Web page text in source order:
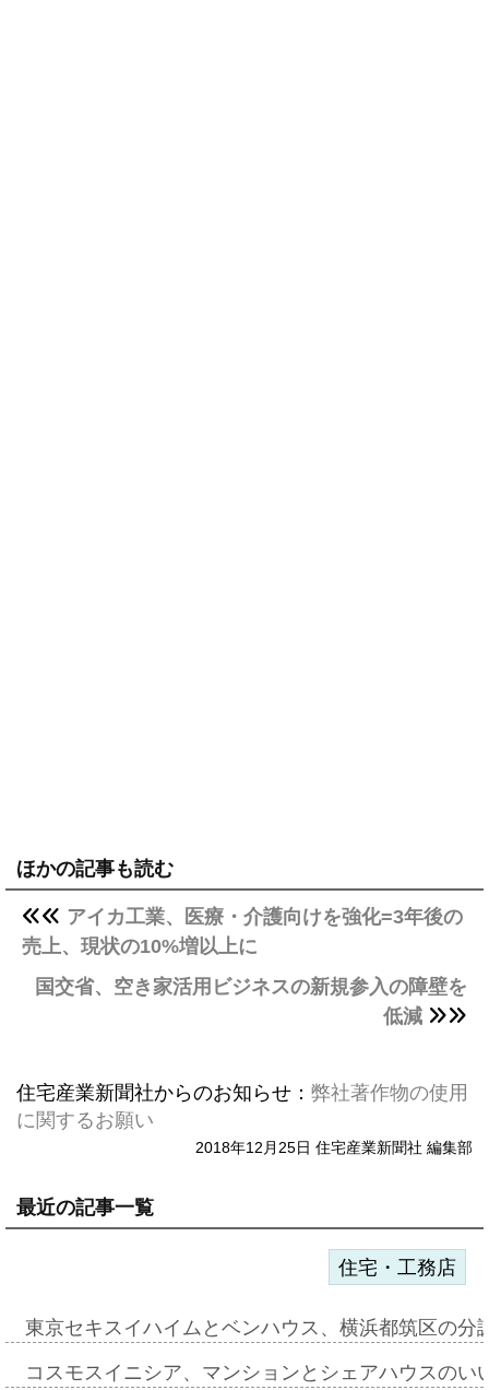
ほかの記事も読む
アイカ工業、医療・介護向けを強化=3年後の
売上、現状の10%増以上に
国交省、空き家活用ビジネスの新規参入の障壁を
低減
住宅産業新聞社からのお知らせ： 弊社著作物の使用
に関するお願い
2018年12月25日 住宅産業新聞社 編集部
最近の記事一覧
住宅・工務店
東京セキスイハイムとベンハウス、横浜都筑区の
コスモスイニシア、マンションとシェアハウスの